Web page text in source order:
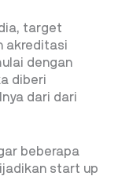
target
akreditasi
dengan
diberi
dari dari
beberapa
start up